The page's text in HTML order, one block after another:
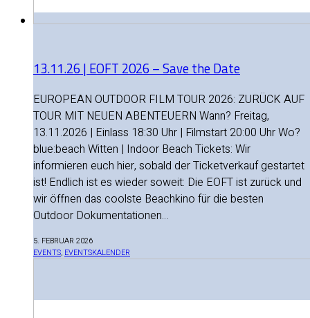
13.11.26 | EOFT 2026 – Save the Date
EUROPEAN OUTDOOR FILM TOUR 2026: ZURÜCK AUF
TOUR MIT NEUEN ABENTEUERN Wann? Freitag,
13.11.2026 | Einlass 18:30 Uhr | Filmstart 20:00 Uhr Wo?
blue:beach Witten | Indoor Beach Tickets: Wir
informieren euch hier, sobald der Ticketverkauf gestartet
ist! Endlich ist es wieder soweit: Die EOFT ist zurück und
wir öffnen das coolste Beachkino für die besten
Outdoor Dokumentationen…
5. FEBRUAR 2026
EVENTS, EVENTSKALENDER